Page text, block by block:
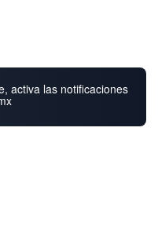
activa las notificaciones